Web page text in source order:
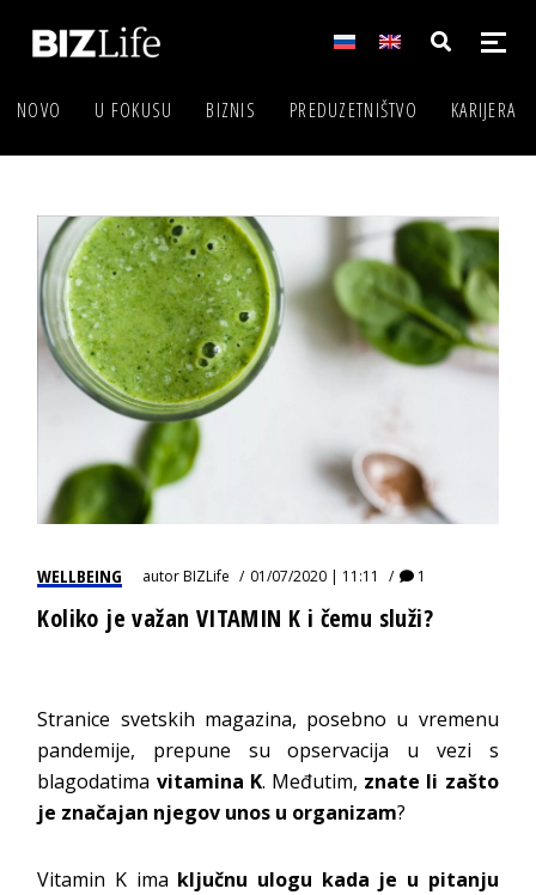
NOVO U FOKUSU BIZNIS PREDUZETNIŠTVO KARIJERA
WELLBEING autorBIZLife 01/07/2020 | 11:11 1
Koliko je važan VITAMIN K i čemu služi?
Stranice svetskih magazina, posebno u vremenu
pandemije, prepune su opservacija u vezi s
blagodatima vitamina K. Međutim, znate li zašto
je značajan njegov unos u organizam?
Vitamin K ima ključnu ulogu kada je u pitanju